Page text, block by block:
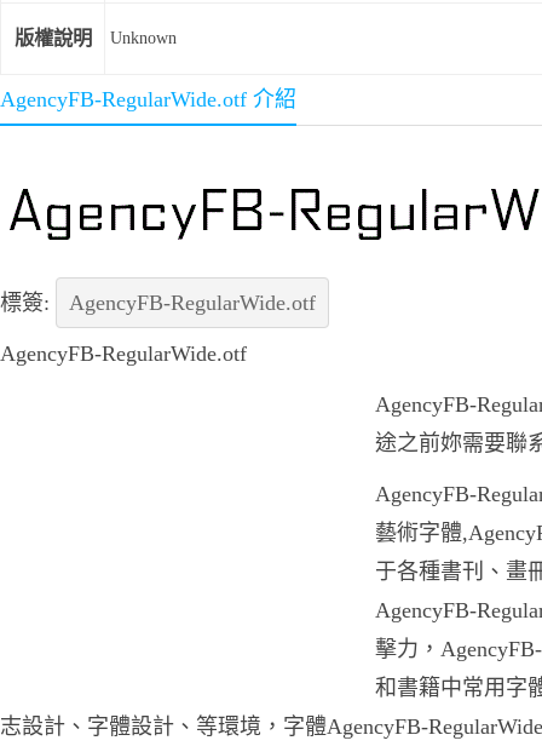
版權說明 Unknown
AgencyFB-RegularWide.otf 介紹
標簽: AgencyFB-RegularWide.otf
AgencyFB-RegularWide.otf
AgencyFB-
途之前妳需要聯
AgencyFB-
藝術字體
于各種書刊、畫
AgencyFB-
擊力，
和書籍中常用字
志設計、字體設計、等環境，字體AgencyFB-